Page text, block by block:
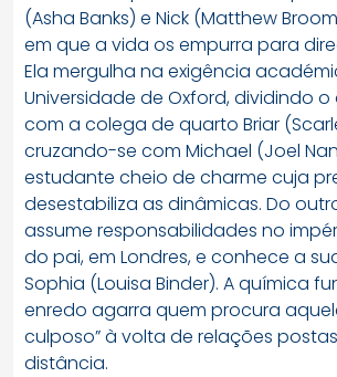
(Asha Banks) e Nick (Matthew
em que a vida os empurra para
Ela mergulha na exigência
Universidade de Oxford, dividindo
com a colega de quarto Briar
cruzando-se com Michael (Joel
estudante cheio de charme cuja
desestabiliza as dinâmicas. Do
assume responsabilidades no
do pai, em Londres, e conhece a
Sophia (Louisa Binder). A química
enredo agarra quem procura
culposo” à volta de relações
distância.